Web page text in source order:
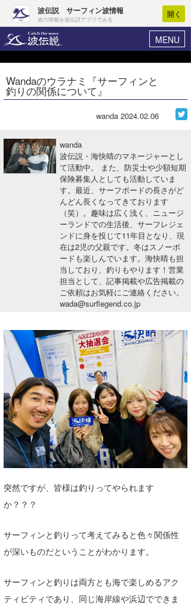
波伝説 サーフィン波情報
波の情報を波伝説アプリでみる
開く
MENU
ヘルプ マイホーム
ログイン
波情報･概況
WAVE HUNTER波予想ツール
サーフィンエリアガイド
会員メニュー
今月のプレゼント
Wandaのウラナミ『サーフィンと
釣りの関係について』
wanda 2024.02.06
wanda
波伝説・海快晴のマネージャーとし
て活動中。 また、防災士や少額短期
保険募集人としても活動していま
す。最近、サーフボードの長さがど
んどん長くなってきております
（笑）。趣味は広く浅く、ニュージ
ーランドでの生活後、サーフレジェ
ンドに身を投じて11年目となり、現
在は2児の父親です。冬はスノーボ
ードも楽しんでいます。海快晴も担
当しており、釣りもやります！営業
担当として、記事掲載や広告掲載の
ご依頼はお気軽にご連絡ください。
wada@surflegend.co.jp
突然ですが、皆様は釣りってやられます
か？？？
サーフィンと釣りって考えてみると色々関係性
が深いものだということがわかります。
サーフィンと釣りは両方とも海で楽しめるアク
ティビティであり、同じ海岸線や浜辺でできま
Core Surf Japan
アート＆エンタメ
ショップ情報
ショップ情報
千葉南
大阪
四国
沖縄
VOTE!
サーファーズ
Core Surf Japan
mitsuteru Kamio
SURFMEDIA
波伝説アンバサダー/プロライダー